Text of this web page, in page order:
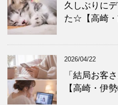
久しぶりに
た☆【高崎・
2026/04/22
「結局お客
【高崎・伊